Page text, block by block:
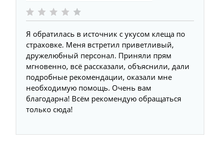
Я обратилась в источник с укусом клеща по
страховке. Меня встретил приветливый,
дружелюбный персонал. Приняли прям
мгновенно, всё рассказали, объяснили, дали
подробные рекомендации, оказали мне
необходимую помощь. Очень вам
благодарна! Всём рекомендую обращаться
только сюда!